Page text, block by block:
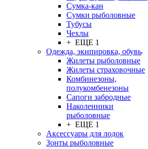
Сумка-кан
Сумки рыболовные
Тубусы
Чехлы
+ ЕЩЕ 1
Одежда, экипировка, обувь
Жилеты рыболовные
Жилеты страховочные
Комбинезоны,
полукомбенезоны
Сапоги забродные
Наколенники
рыболовные
+ ЕЩЕ 1
Аксессуары для лодок
Зонты рыболовные